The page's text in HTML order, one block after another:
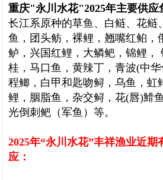
重庆"永川水花"2025年主要供应
长江系原种的草鱼、白鲢、花鲢
鱼，团头鲂，裸鲤，翘嘴红鲌，
鲈，兴国红鲤，大鳞鲃，锦鲤，
桂，马口鱼，黄辣丁，青波(中
程鲫，白甲和匙吻鲟，乌鱼，虹
鲤，胭脂鱼，杂交鲟，花(唇)䱻
光倒刺鲃（军鱼）等。
2025年“永川水花”丰祥渔业近期
应：